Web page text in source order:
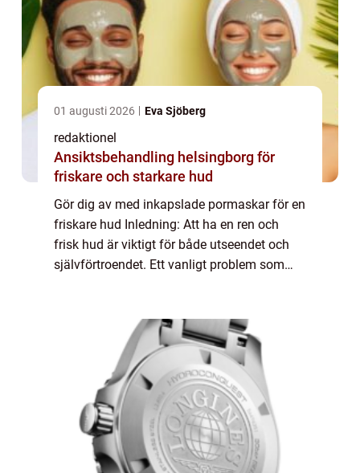
01 augusti 2026 Eva Sjöberg
redaktionel
Ansiktsbehandling helsingborg för
friskare och starkare hud
Gör dig av med inkapslade pormaskar för en
friskare hud Inledning: Att ha en ren och
frisk hud är viktigt för både utseendet och
självförtroendet. Ett vanligt problem som